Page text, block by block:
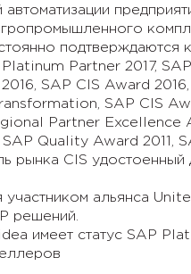
подтверждаются
Partner 2017,
SAP CIS Award
SAP CIS
Partner Excellence
SAP Quality Award 2011,
рынка CIS
участником альянса
решений.
имеет статус SAP